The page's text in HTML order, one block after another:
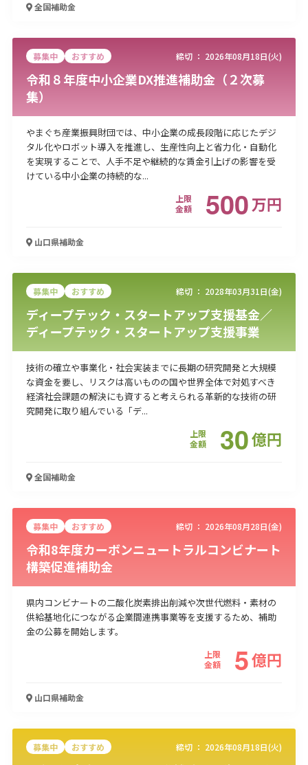
全国補助金
募集中 おすすめ 締切 ： 2026年08月18日(火)
令和８年度中小企業DX推進補助金（２次募
集）
やまぐち産業振興財団では、中小企業の成長段階に応じたデジ
タル化やロボット導入を推進し、生産性向上と省力化・自動化
を実現することで、人手不足や継続的な賃金引上げの影響を受
けている中小企業の持続的な...
上限
金額
500万円
山口県補助金
募集中 おすすめ 締切 ： 2028年03月31日(金)
ディープテック・スタートアップ支援基金／
ディープテック・スタートアップ支援事業
技術の確立や事業化・社会実装までに長期の研究開発と大規模
な資金を要し、リスクは高いものの国や世界全体で対処すべき
経済社会課題の解決にも資すると考えられる革新的な技術の研
究開発に取り組んでいる「デ...
上限
金額
30億円
全国補助金
募集中 おすすめ 締切 ： 2026年08月28日(金)
令和8年度カーボンニュートラルコンビナート
構築促進補助金
県内コンビナートの二酸化炭素排出削減や次世代燃料・素材の
供給基地化につながる企業間連携事業等を支援するため、補助
金の公募を開始します。
上限
金額
5億円
山口県補助金
募集中 おすすめ 締切 ： 2026年08月18日(火)